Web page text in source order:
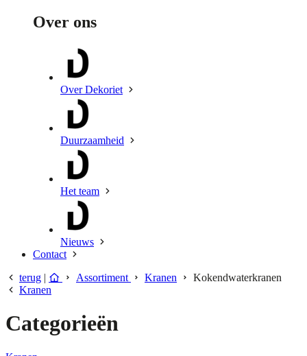
Over ons
Over Dekoriet
Duurzaamheid
Het team
Nieuws
Contact
terug | Assortiment Kranen
Kokendwaterkranen
Kranen
Categorieën